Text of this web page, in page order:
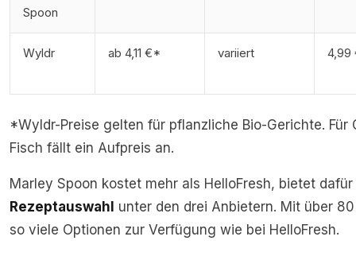
Spoon
Wyldr ab 4,11 €* variiert 4,99
*Wyldr-Preise gelten für pflanzliche Bio-Gerichte. Für
Fisch fällt ein Aufpreis an.
Marley Spoon kostet mehr als HelloFresh, bietet
Rezeptauswahl unter den drei Anbietern. Mit über
so viele Optionen zur Verfügung wie bei HelloFresh.